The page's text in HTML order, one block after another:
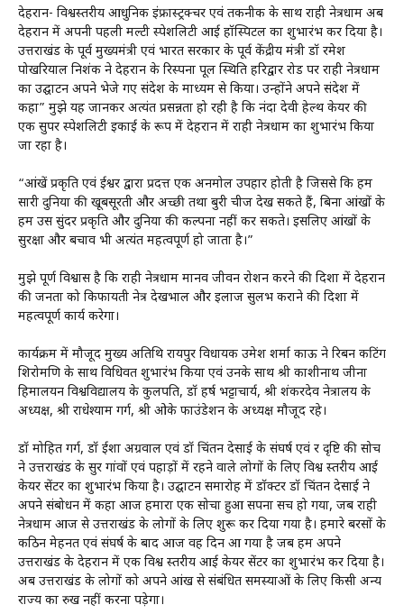
देहरादून- विश्वस्तरीय आधुनिक इंफ्रास्ट्रक्चर एवं तकनीक के साथ राही नेत्रधाम अब
देहरादून में अपनी पहली मल्टी स्पेशलिटी आई हॉस्पिटल का शुभारंभ कर दिया है।
उत्तराखंड के पूर्व मुख्यमंत्री एवं भारत सरकार के पूर्व केंद्रीय मंत्री डॉ रमेश
पोखरियाल निशंक ने देहरादून के रिस्पना पूल स्थिति हरिद्वार रोड पर राही नेत्रधाम
का उद्घाटन अपने भेजे गए संदेश के माध्यम से किया। उन्होंने अपने संदेश में
कहा” मुझे यह जानकर अत्यंत प्रसन्नता हो रही है कि नंदा देवी हेल्थ केयर की
एक सुपर स्पेशलिटी इकाई के रूप में देहरादून में राही नेत्रधाम का शुभारंभ किया
जा रहा है।
“आंखें प्रकृति एवं ईश्वर द्वारा प्रदत्त एक अनमोल उपहार होती है जिससे कि हम
सारी दुनिया की खूबसूरती और अच्छी तथा बुरी चीज देख सकते हैं, बिना आंखों के
हम उस सुंदर प्रकृति और दुनिया की कल्पना नहीं कर सकते। इसलिए आंखों के
सुरक्षा और बचाव भी अत्यंत महत्वपूर्ण हो जाता है।”
मुझे पूर्ण विश्वास है कि राही नेत्रधाम मानव जीवन रोशन करने की दिशा में देहरादून
की जनता को किफायती नेत्र देखभाल और इलाज सुलभ कराने की दिशा में
महत्वपूर्ण कार्य करेगा।
कार्यक्रम में मौजूद मुख्य अतिथि रायपुर विधायक उमेश शर्मा काऊ ने रिबन कटिंग
शिरोमणि के साथ विधिवत शुभारंभ किया एवं उनके साथ श्री काशीनाथ जीना
हिमालयन विश्वविद्यालय के कुलपति, डॉ हर्ष भट्टाचार्य, श्री शंकरदेव नेत्रालय के
अध्यक्ष, श्री राधेश्याम गर्ग, श्री ओके फाउंडेशन के अध्यक्ष मौजूद रहे।
डॉ मोहित गर्ग, डॉ ईशा अग्रवाल एवं डॉ चिंतन देसाई के संघर्ष एवं दूर दृष्टि की सोच
ने उत्तराखंड के सुदूर गांवों एवं पहाड़ों में रहने वाले लोगों के लिए विश्व स्तरीय आई
केयर सेंटर का शुभारंभ किया है। उद्घाटन समारोह में डॉक्टर डॉ चिंतन देसाई ने
अपने संबोधन में कहा आज हमारा एक सोचा हुआ सपना सच हो गया, जब राही
नेत्रधाम आज से उत्तराखंड के लोगों के लिए शुरू कर दिया गया है। हमारे बरसों के
कठिन मेहनत एवं संघर्ष के बाद आज वह दिन आ गया है जब हम अपने
उत्तराखंड के देहरादून में एक विश्व स्तरीय आई केयर सेंटर का शुभारंभ कर दिया है।
अब उत्तराखंड के लोगों को अपने आंख से संबंधित समस्याओं के लिए किसी अन्य
राज्य का रुख नहीं करना पड़ेगा।